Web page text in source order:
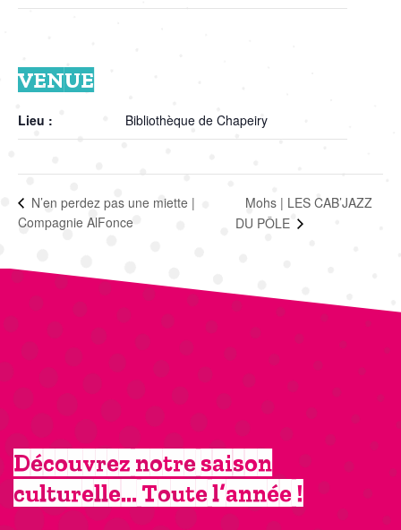
VENUE
Lieu : Bibliothèque de Chapeiry
N’en perdez pas une miette |
Compagnie AlFonce
Mohs | LES CAB’JAZZ
DU PÔLE
Découvrez notre saison
culturelle… Toute l’année !